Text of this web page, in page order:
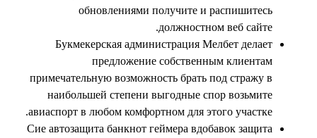
обновлениями получите и распишитесь
должностном веб сайте.
Букмекерская администрация Мелбет делает
предложение собственным клиентам
примечательную возможность брать под стражу в
наибольшей степени выгодные спор возьмите
авиаспорт в любом комфортном для этого участке.
Сие автозащита банкнот геймера вдобавок защита